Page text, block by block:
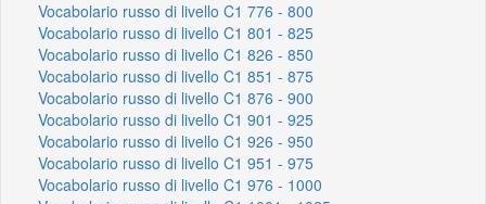
Vocabolario russo di livello C1 776 - 800
Vocabolario russo di livello C1 801 - 825
Vocabolario russo di livello C1 826 - 850
Vocabolario russo di livello C1 851 - 875
Vocabolario russo di livello C1 876 - 900
Vocabolario russo di livello C1 901 - 925
Vocabolario russo di livello C1 926 - 950
Vocabolario russo di livello C1 951 - 975
Vocabolario russo di livello C1 976 - 1000